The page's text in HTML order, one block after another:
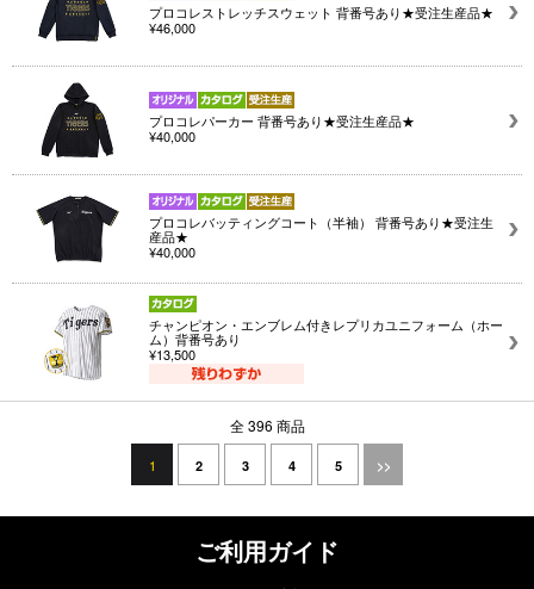
プロコレストレッチスウェット 背番号あり★受注生産品★
¥46,000
プロコレパーカー 背番号あり★受注生産品★
¥40,000
プロコレバッティングコート（半袖） 背番号あり★受注生
産品★
¥40,000
チャンピオン・エンブレム付きレプリカユニフォーム（ホー
ム）背番号あり
¥13,500
全 396 商品
1 2 3 4 5 >>
ご利用ガイド